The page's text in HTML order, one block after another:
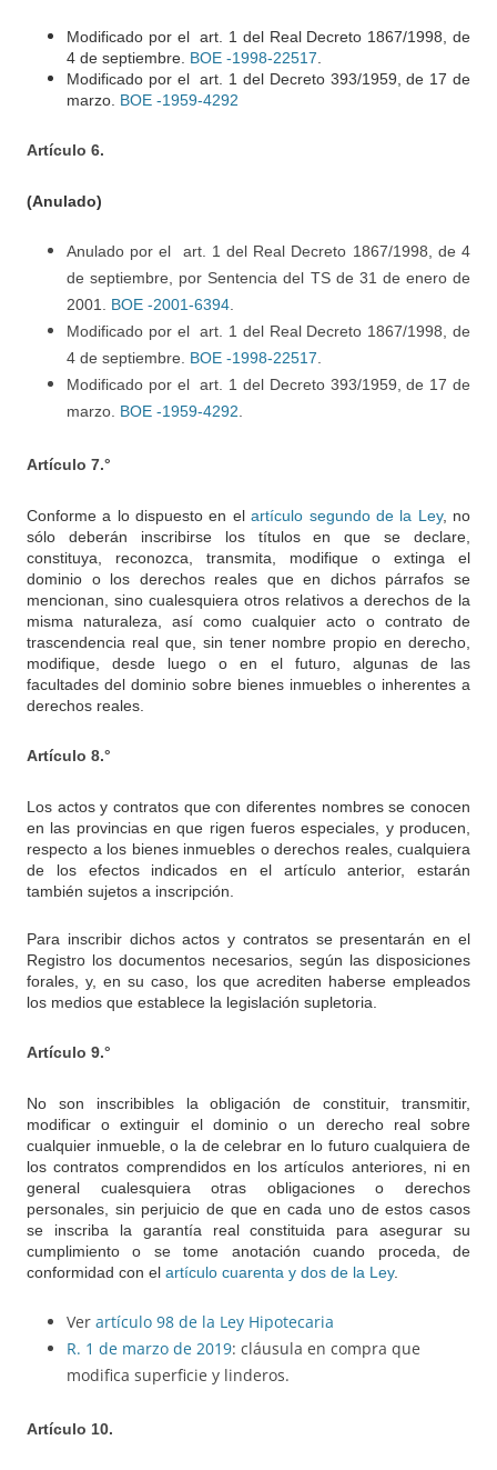
Modificado por el art. 1 del Real Decreto 1867/1998, de
4 de septiembre. BOE -1998-22517.
Modificado por el art. 1 del Decreto 393/1959, de 17 de
marzo. BOE -1959-4292
Artículo 6.
(Anulado)
Anulado por el art. 1 del Real Decreto 1867/1998, de 4
de septiembre, por Sentencia del TS de 31 de enero de
2001. BOE -2001-6394.
Modificado por el art. 1 del Real Decreto 1867/1998, de
4 de septiembre. BOE -1998-22517.
Modificado por el art. 1 del Decreto 393/1959, de 17 de
marzo. BOE -1959-4292.
Artículo 7.°
Conforme a lo dispuesto en elartículo segundo de la Ley, no
sólo deberán inscribirse los títulos en que se declare,
constituya, reconozca, transmita, modifique o extinga el
dominio o los derechos reales que en dichos párrafos se
mencionan, sino cualesquiera otros relativos a derechos de la
misma naturaleza, así como cualquier acto o contrato de
trascendencia real que, sin tener nombre propio en derecho,
modifique, desde luego o en el futuro, algunas de las
facultades del dominio sobre bienes inmuebles o inherentes a
derechos reales.
Artículo 8.°
Los actos y contratos que con diferentes nombres se conocen
en las provincias en que rigen fueros especiales, y producen,
respecto a los bienes inmuebles o derechos reales, cualquiera
de los efectos indicados en el artículo anterior, estarán
también sujetos a inscripción.
Para inscribir dichos actos y contratos se presentarán en el
Registro los documentos necesarios, según las disposiciones
forales, y, en su caso, los que acrediten haberse empleados
los medios que establece la legislación supletoria.
Artículo 9.°
No son inscribibles la obligación de constituir, transmitir,
modificar o extinguir el dominio o un derecho real sobre
cualquier inmueble, o la de celebrar en lo futuro cualquiera de
los contratos comprendidos en los artículos anteriores, ni en
general cualesquiera otras obligaciones o derechos
personales, sin perjuicio de que en cada uno de estos casos
se inscriba la garantía real constituida para asegurar su
cumplimiento o se tome anotación cuando proceda, de
conformidad con el artículo cuarenta y dos de la Ley.
Ver artículo 98 de la Ley Hipotecaria
R. 1 de marzo de 2019: cláusula en compra que
modifica superficie y linderos.
Artículo 10.